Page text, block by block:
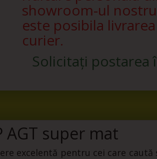
showroom-ul
este posibila
curier.
Solicitați postarea
AGT super mat
excelentă pentru cei care